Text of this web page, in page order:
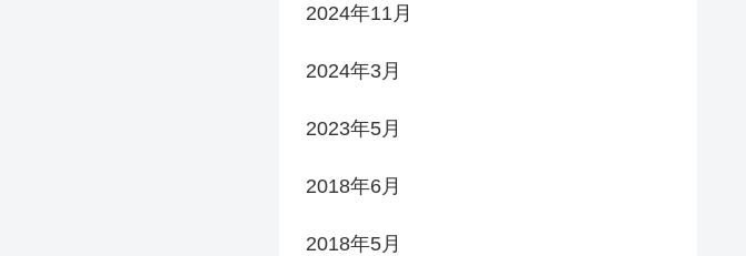
2024年11月
2024年3月
2023年5月
2018年6月
2018年5月